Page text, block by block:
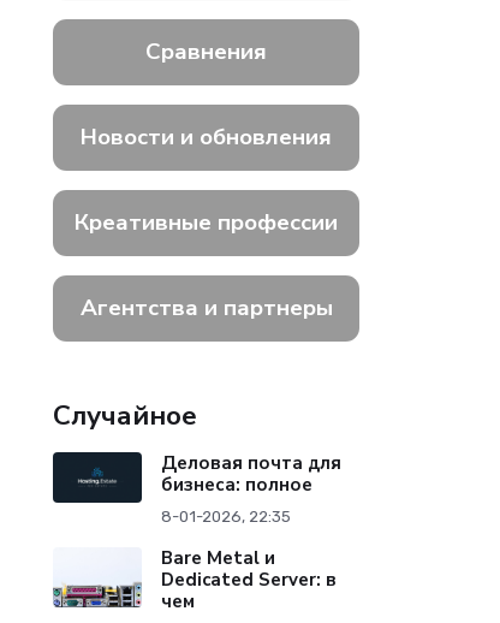
Сравнения
Новости и обновления
Креативные профессии
Агентства и партнеры
Случайное
Деловая почта для
бизнеса: полное
8-01-2026, 22:35
Bare Metal и
Dedicated Server: в
чем